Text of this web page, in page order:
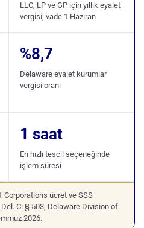
LLC, LP ve GP için yıllık eyalet
vergisi; vade 1 Haziran
%8,7
Delaware eyalet kurumlar
vergisi oranı
1 saat
En hızlı tescil seçeneğinde
işlem süresi
Corporations ücret ve SSS
C. § 503, Delaware Division of
2026.